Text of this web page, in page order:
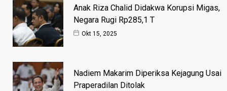
Anak Riza Chalid Didakwa Korupsi Migas,
Negara Rugi Rp285,1 T
Okt 15, 2025
Nadiem Makarim Diperiksa Kejagung Usai
Praperadilan Ditolak